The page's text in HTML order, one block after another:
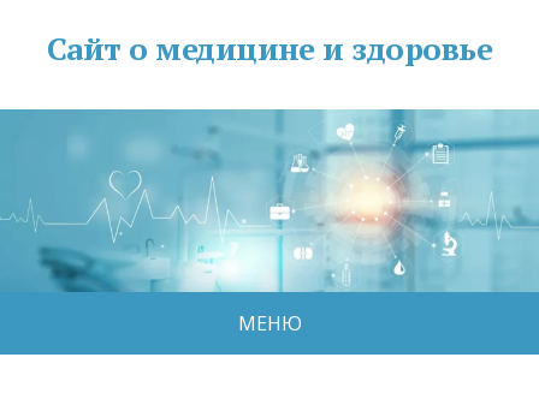
Сайт о медицине и здоровье
МЕНЮ